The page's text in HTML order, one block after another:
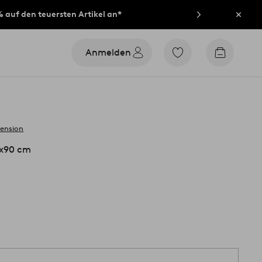
auf den teuersten Artikel an*
Anmelden
Zu
Zum
cm